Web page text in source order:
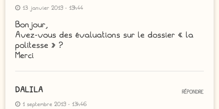
13 janvier 2019 - 19h44
Bonjour,
Avez-vous des évaluations sur le dossier « la
politesse » ?
Merci
DALILA
1 septembre 2019 - 13h46
RÉPONDRE